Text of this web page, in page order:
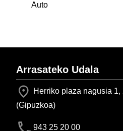
Auto
Arrasateko Udala
Herriko plaza nagusia 1,
(Gipuzkoa)
943 25 20 00